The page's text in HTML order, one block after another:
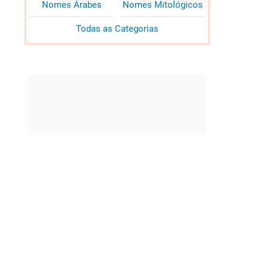
Nomes Árabes Nomes Mitológicos
Todas as Categorias